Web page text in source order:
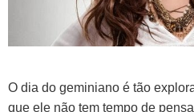
O dia do geminiano é tão
que ele não tem tempo de